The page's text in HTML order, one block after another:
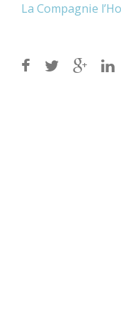
La Compagnie